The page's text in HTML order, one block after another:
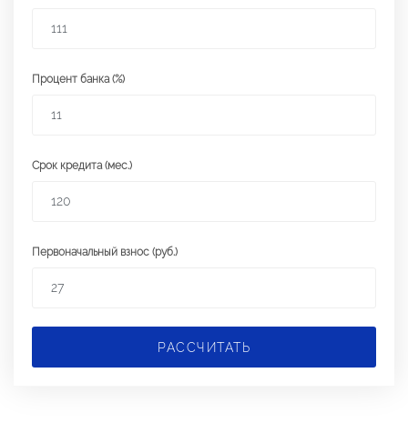
Процент банка (%)
Срок кредита (мес.)
Первоначальный взнос (руб.)
РАССЧИТАТЬ